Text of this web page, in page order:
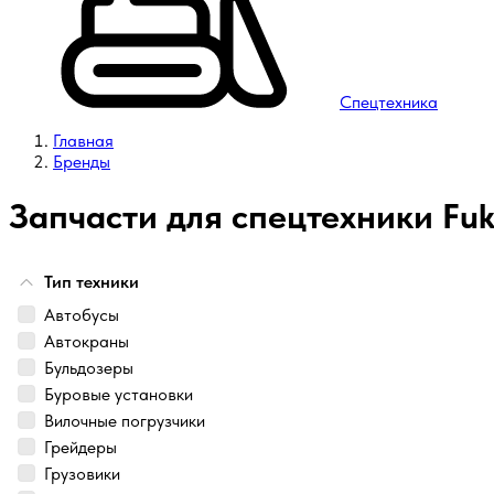
Спецтехника
Главная
Бренды
Запчасти для спецтехники
Тип техники
Автобусы
Автокраны
Бульдозеры
Буровые установки
Вилочные погрузчики
Грейдеры
Грузовики